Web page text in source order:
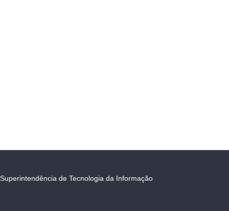
Superintendência de Tecnologia da Informação